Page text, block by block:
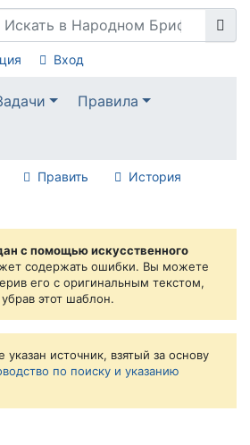
Вход
Правила
Править История
с помощью искусственного
содержать ошибки. Вы можете
его с оригинальным текстом,
этот шаблон.
указан источник, взятый за основу
по поиску и указанию